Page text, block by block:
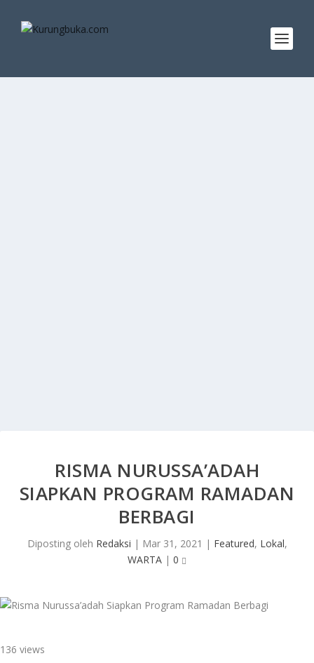
RISMA NURUSSA’ADAH
SIAPKAN PROGRAM RAMADAN
BERBAGI
Diposting oleh Redaksi | Mar 31, 2021 | Featured, Lokal,
WARTA | 0
136 views